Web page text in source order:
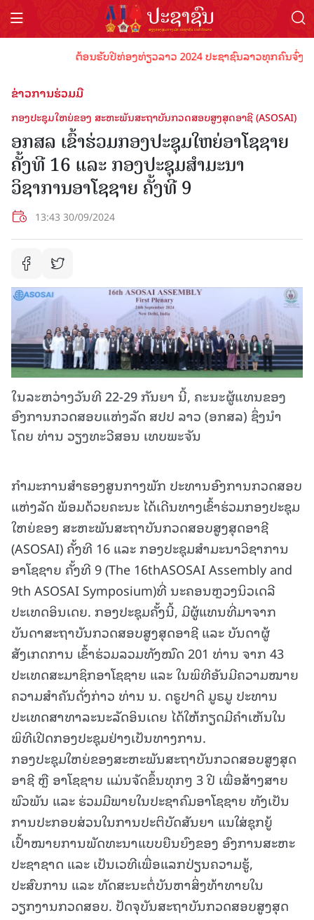
ຕ້ອນຮັບປີທ່ອງທ່ຽວລາວ 2024 ປະຊາຊົນລາວທຸກຄົນຈົ່ງພ້
ຂ່າວການຮ່ວມມື
ກອງປະຊຸມໃຫຍ່ຂອງ ສະຫະພັນສະຖາບັນກວດສອບສູງສຸດອາຊີ (ASOSAI)
ອກສລ ເຂົ້າຮ່ວມກອງປະຊຸມໃຫຍ່ອາໂຊຊາຍ
ຄັ້ງທີ 16 ແລະ ກອງປະຊຸມສຳມະນາ
ວິຊາການອາໂຊຊາຍ ຄັ້ງທີ 9
13:43 30/09/2024
ໃນລະຫວ່າງວັນທີ 22-29 ກັນຍາ ນີ້, ຄະນະຜູ້ແທນຂອງ
ອົງການກວດສອບແຫ່ງລັດ ສປປ ລາວ (ອກສລ) ຊຶ່ງນໍາ
ໂດຍ ທ່ານ ວຽງທະວີສອນ ເທບພະຈັນ
ກໍາມະການສໍາຮອງສູນກາງພັກ ປະທານອົງການກວດສອບ
ແຫ່ງລັດ ພ້ອມດ້ວຍຄະນະ ໄດ້ເດີນທາງເຂົ້າຮ່ວມກອງປະຊຸມ
ໃຫຍ່ຂອງ ສະຫະພັນສະຖາບັນກວດສອບສູງສຸດອາຊີ
(ASOSAI) ຄັ້ງທີ 16 ແລະ ກອງປະຊຸມສຳມະນາວິຊາການ
ອາໂຊຊາຍ ຄັ້ງທີ 9 (The 16thASOSAI Assembly and
9th ASOSAI Symposium)ທີ່ ນະຄອນຫຼວງນິວເດລີ
ປະເທດອິນເດຍ. ກອງປະຊຸມຄັ້ງນີ້, ມີຜູ້ແທນທີ່ມາຈາກ
ບັນດາສະຖາບັນກວດສອບສູງສຸດອາຊີ ແລະ ບັນດາຜູ້
ສັງເກດການ ເຂົ້າຮ່ວມລວມທັງໝົດ 201 ທ່ານ ຈາກ 43
ປະເທດສະມາຊິກອາໂຊຊາຍ ແລະ ໃນພິທີອັນມີຄວາມໝາຍ
ຄວາມສໍາຄັນດັ່ງກ່າວ ທ່ານ ນ. ດຣູປາດີ ມູຣມູ ປະທານ
ປະເທດສາທາລະນະລັດອິນເດຍ ໄດ້ໃຫ້ກຽດມີຄໍາເຫັນໃນ
ພິທີເປີດກອງປະຊຸມຢ່າງເປັນທາງການ.
ກອງປະຊຸມໃຫຍ່ຂອງສະຫະພັນສະຖາບັນກວດສອບສູງສຸດ
ອາຊີ ຫຼື ອາໂຊຊາຍ ແມ່ນຈັດຂຶ້ນທຸກໆ 3 ປີ ເພື່ອສ້າງສາຍ
ພົວພັນ ແລະ ຮ່ວມມືພາຍໃນປະຊາຄົມອາໂຊຊາຍ ທັງເປັນ
ການປະກອບສ່ວນໃນການປະຕິບັດສັນຍາ ແນໃສ່ຊຸກຍູ້
ເປົ້າໝາຍການພັດທະນາແບບຍືນຍົງຂອງ ອົງການສະຫະ
ປະຊາຊາດ ແລະ ເປັນເວທີເພື່ອແລກປ່ຽນຄວາມຮູ້,
ປະສົບການ ແລະ ທັດສະນະຕໍ່ບັນຫາສິ່ງທ້າທາຍໃນ
ວຽກງານກວດສອບ. ປັດຈຸບັນສະຖາບັນກວດສອບສູງສຸດ